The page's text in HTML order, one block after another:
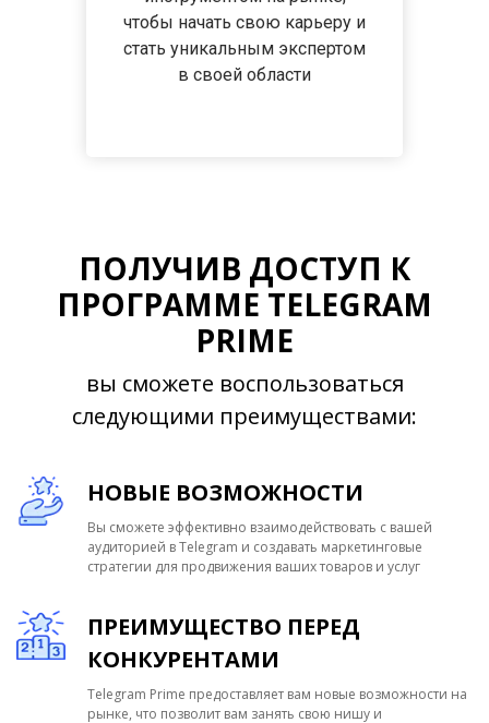
чтобы начать свою карьеру и
стать уникальным экспертом
в своей области
ПОЛУЧИВ ДОСТУП К
ПРОГРАММЕ TELEGRAM
PRIME
вы сможете воспользоваться
следующими преимуществами:
НОВЫЕ ВОЗМОЖНОСТИ
Вы сможете эффективно взаимодействовать с вашей
аудиторией в Telegram и создавать маркетинговые
стратегии для продвижения ваших товаров и услуг
ПРЕИМУЩЕСТВО ПЕРЕД
КОНКУРЕНТАМИ
Telegram Prime предоставляет вам новые возможности на
рынке, что позволит вам занять свою нишу и